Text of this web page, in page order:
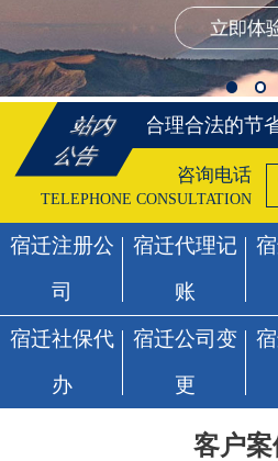
站内
公告
用知识、帮您合理合法的节省
咨询电话
TELEPHONE CONSULTATION
宿迁注册公
司
宿迁代理记
账
宿迁社保代
办
宿迁公司变
更
客户案